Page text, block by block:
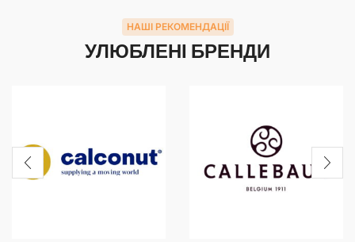
НАШІ РЕКОМЕНДАЦІЇ
УЛЮБЛЕНІ БРЕНДИ